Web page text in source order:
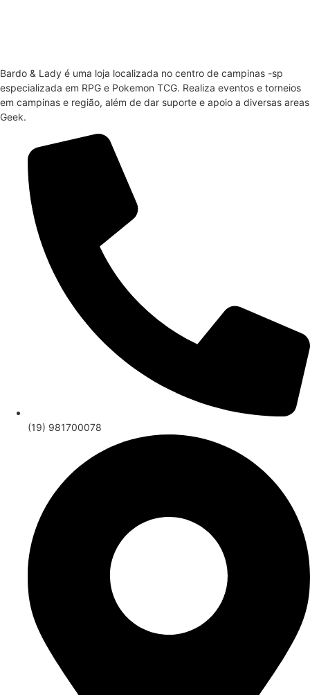
Bardo & Lady é uma loja localizada no centro de campinas -sp
especializada em RPG e Pokemon TCG. Realiza eventos e torneios
em campinas e região, além de dar suporte e apoio a diversas areas
Geek.
(19) 981700078